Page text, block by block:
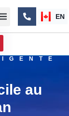
EN
au